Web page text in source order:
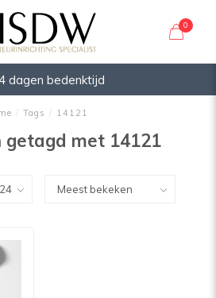
0
dagen bedenktijd
/ Tags / 14121
getagd met 14121